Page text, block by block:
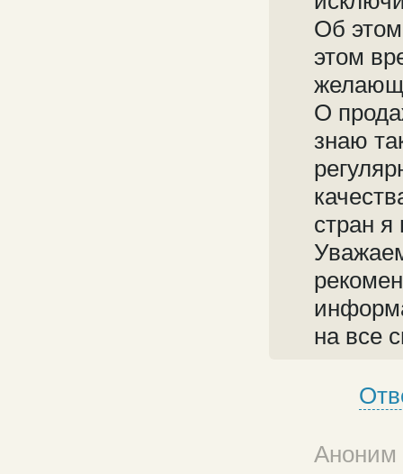
Об
этом
О
знаю
стран я
на все
Аноним